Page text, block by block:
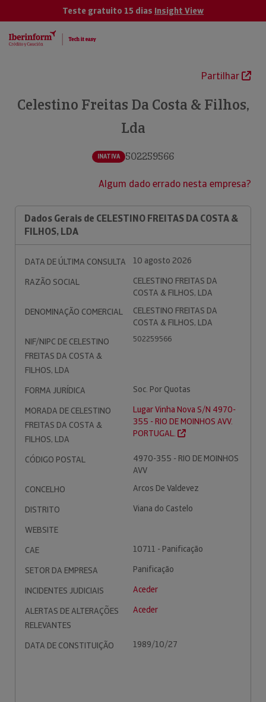
Teste gratuito 15 dias Insight View
Partilhar
Celestino Freitas Da Costa & Filhos,
Lda
INATIVA 502259566
Algum dado errado nesta empresa?
Dados Gerais de CELESTINO FREITAS DA COSTA &
FILHOS, LDA
DATA DE ÚLTIMA CONSULTA
10 agosto 2026
RAZÃO SOCIAL
CELESTINO FREITAS DA
COSTA & FILHOS, LDA
DENOMINAÇÃO COMERCIAL
CELESTINO FREITAS DA
COSTA & FILHOS, LDA
NIF/NIPC DE CELESTINO
FREITAS DA COSTA &
FILHOS, LDA
502259566
FORMA JURÍDICA
Soc. Por Quotas
MORADA DE CELESTINO
FREITAS DA COSTA &
FILHOS, LDA
Lugar Vinha Nova S/N 4970-
355 - RIO DE MOINHOS AVV.
PORTUGAL.
CÓDIGO POSTAL
4970-355 - RIO DE MOINHOS
AVV
CONCELHO
Arcos De Valdevez
DISTRITO
Viana do Castelo
WEBSITE
CAE
10711 - Panificação
SETOR DA EMPRESA
Panificação
INCIDENTES JUDICIAIS
Aceder
ALERTAS DE ALTERAÇÕES
RELEVANTES
Aceder
DATA DE CONSTITUIÇÃO 1989/10/27